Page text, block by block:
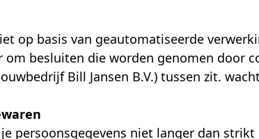
op basis van geautomatiseerde
besluiten die worden genomen door
Bill Jansen B.V.) tussen zit.
persoonsgegevens niet langer dan